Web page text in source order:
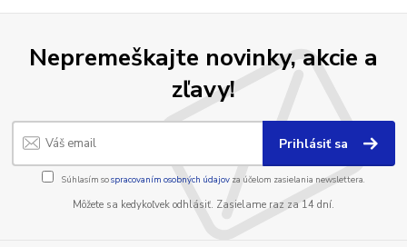
Nepremeškajte novinky, akcie a
zľavy!
Prihlásiť sa
Súhlasím sospracovaním osobných údajov za účelom zasielania newslettera.
Môžete sa kedykoľvek odhlásiť. Zasielame raz za 14 dní.